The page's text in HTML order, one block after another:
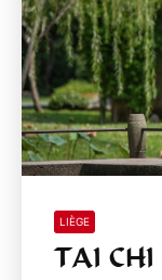
LIÈGE
TAI CHI